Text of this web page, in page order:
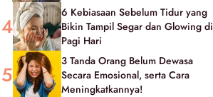
6 Kebiasaan Sebelum Tidur yang
Bikin Tampil Segar dan Glowing di
Pagi Hari
3 Tanda Orang Belum Dewasa
Secara Emosional, serta Cara
Meningkatkannya!